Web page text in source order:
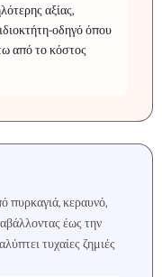
αξίας,
οδηγό όπου
από το κόστος
πυρκαγιά, κεραυνό,
έως την
τυχαίες ζημιές